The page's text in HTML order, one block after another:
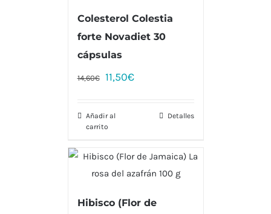
Colesterol Colestia
forte Novadiet 30
cápsulas
14,60€ 11,50€
Añadir al
carrito
Detalles
Hibisco (Flor de